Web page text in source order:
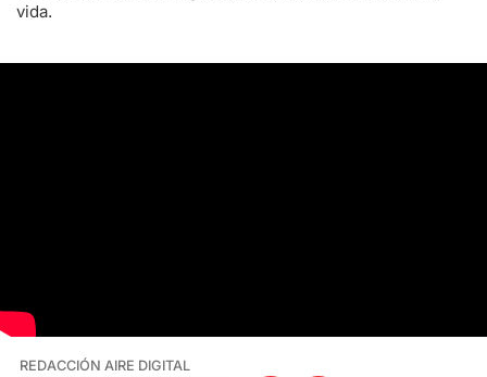
vida.
REDACCIÓN AIRE DIGITAL